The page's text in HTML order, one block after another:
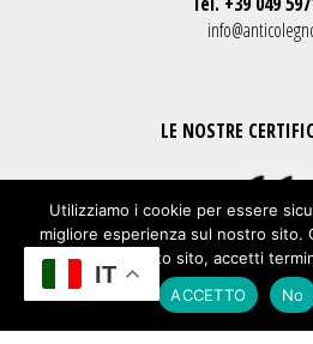
LE NOSTRE
© Antico
privacy
IT
Utilizziamo i cookie per essere
migliore esperienza sul nostro sito.
questo sito, accetti
ACCETTO
No